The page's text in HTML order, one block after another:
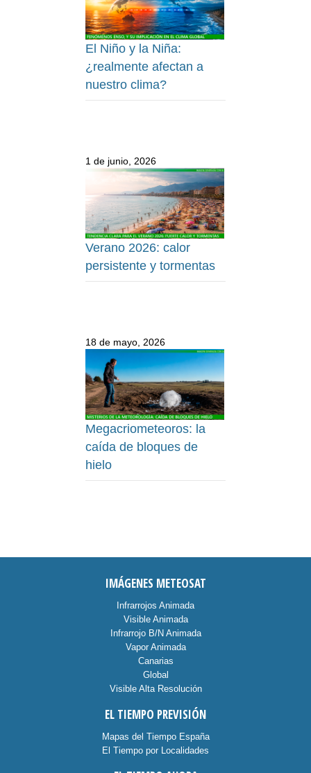
El Niño y la Niña:
¿realmente afectan a
nuestro clima?
1 de junio, 2026
Verano 2026: calor
persistente y tormentas
18 de mayo, 2026
Megacriometeoros: la
caída de bloques de
hielo
IMÁGENES METEOSAT
Infrarrojos Animada
Visible Animada
Infrarrojo B/N Animada
Vapor Animada
Canarias
Global
Visible Alta Resolución
EL TIEMPO PREVISIÓN
Mapas del Tiempo España
El Tiempo por Localidades